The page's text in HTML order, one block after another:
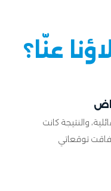
عنّا؟
والنتيجة كانت
توقعاتي